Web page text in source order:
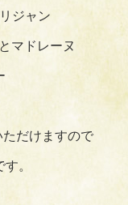
ジャン
マドレーヌ
だけますので
。